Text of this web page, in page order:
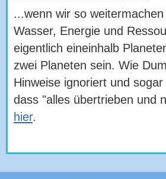
...wenn wir so
Wasser, Energie und
eigentlich eineinhalb
zwei Planeten sein. Wie
Hinweise ignoriert und
dass "alles übertrieben und
hier.